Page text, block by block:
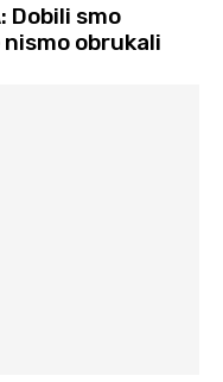
Dobili smo
obrukali